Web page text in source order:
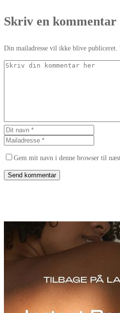
Skriv en kommentar
Din mailadresse vil ikke blive
Gem mit navn i denne browser til